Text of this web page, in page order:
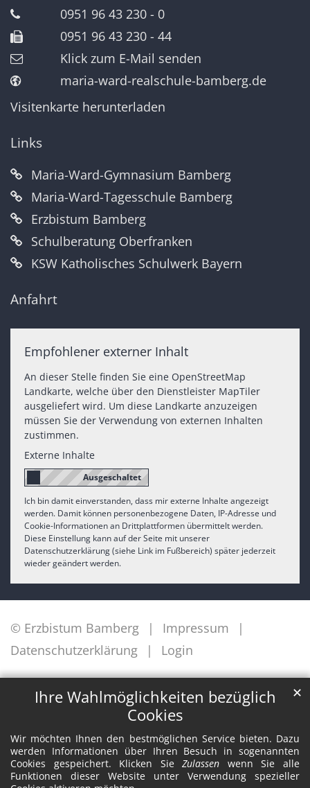
Ihre Wahlmöglichkeiten bezüglich
Cookies
Wir möchten Ihnen den bestmöglichen Service bieten. Dazu
werden Informationen über Ihren Besuch in sogenannten
Cookies gespeichert. Klicken SieZulassen wenn Sie alle
Funktionen dieser Website unter Verwendung spezieller
✕
0951 96 43 230 - 0
0951 96 43 230 - 44
Klick zum E-Mail senden
maria-ward-realschule-bamberg.de
Visitenkarte herunterladen
Links
Maria-Ward-Gymnasium Bamberg
Maria-Ward-Tagesschule Bamberg
Erzbistum Bamberg
Schulberatung Oberfranken
KSW Katholisches Schulwerk Bayern
Anfahrt
Empfohlener externer Inhalt
An dieser Stelle finden Sie eine OpenStreetMap
Landkarte, welche über den Dienstleister MapTiler
ausgeliefert wird. Um diese Landkarte anzuzeigen
müssen Sie der Verwendung von externen Inhalten
zustimmen.
Externe Inhalte
Ich bin damit einverstanden, dass mir externe Inhalte angezeigt
werden. Damit können personenbezogene Daten, IP-Adresse und
Cookie-Informationen an Drittplattformen übermittelt werden.
Diese Einstellung kann auf der Seite mit unserer
Datenschutzerklärung (siehe Link im Fußbereich) später jederzeit
wieder geändert werden.
© Erzbistum Bamberg
Impressum
Datenschutzerklärung
Login